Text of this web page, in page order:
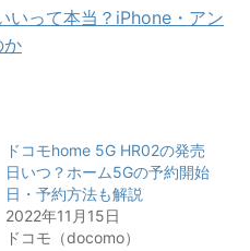
いって本当？iPhone・アン
か
ドコモhome 5G HR02の発売
日いつ？ホーム5Gの予約開始
日・予約方法も解説
2022年11月15日
ドコモ（docomo）